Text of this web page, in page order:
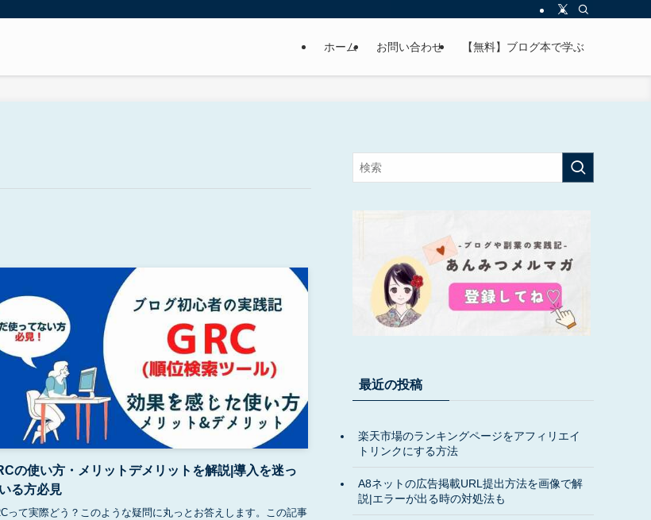
ホーム お問い合わせ 【無料】ブログ本で学ぶ
の使い方・メリットデメリットを解説|導入を迷っ
る方必見
って実際どう？このような疑問に丸っとお答えします。この記事
最近の投稿
楽天市場のランキングページをアフィリエイ
トリンクにする方法
A8ネットの広告掲載URL提出方法を画像で解
説|エラーが出る時の対処法も